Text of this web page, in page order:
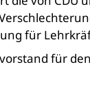
für
für